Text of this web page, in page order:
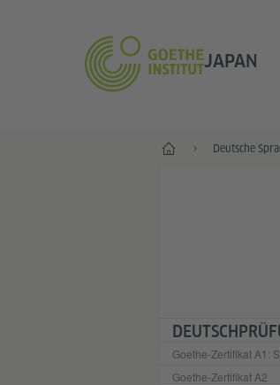
JAPAN
Start Deutsche
Goethe-Zertifikat A1:
Goethe-Zertifikat A2